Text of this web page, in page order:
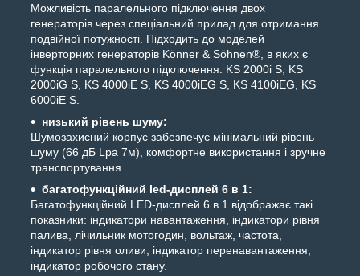
Можливість паралельного підключення двох
генераторів через спеціальний прилад для отримання
подвійної потужності. Підходить до моделей
інверторних генераторів Könner & Söhnen®, в яких є
функція паралельного підключення: KS 2000i S, KS
2000iG S, KS 4000iE S, KS 4000iEG S, KS 4100iEG, KS
6000iE S.
низький рівень шуму:
Шумозахисний корпус забезпечує мінімальний рівень
шуму (66 дБ Lpa 7м), комфортне використання і зручне
транспортування.
багатофункційний led-дисплей 6 в 1:
Багатофункційний LED-дисплей 6 в 1 відображає такі
показники: індикатори навантаження, індикатори рівня
палива, лічильник мотогодин, вольтаж, частота,
індикатор рівня оливи, індикатор перенавантаження,
індикатор робочого стану.